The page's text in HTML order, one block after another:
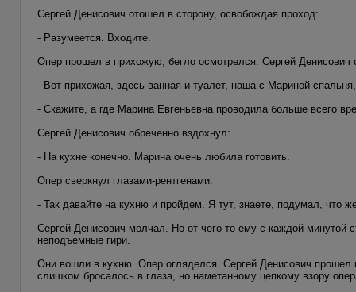
Сергей Денисович отошел в сторону, освобождая проход:
- Разумеется. Входите.
Опер прошел в прихожую, бегло осмотрелся. Сергей
- Вот прихожая, здесь ванная и туалет, наша с Мариной
- Скажите, а где Марина Евгеньевна проводила больше всего
Сергей Денисович обреченно вздохнул:
- На кухне конечно. Марина очень любила готовить.
Опер сверкнул глазами-рентгенами:
- Так давайте на кухню и пройдем. Я тут, знаете, подумал, что
Сергей Денисович молчал. Но от чего-то ему с каждой минутой
неподъемные гири.
Они вошли в кухню. Опер огляделся. Сергей Денисович прошел
слишком бросалось в глаза, но наметанному цепкому взору